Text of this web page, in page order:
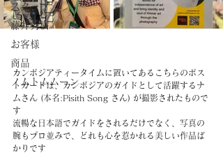
スタッフ
藤井秀樹
お客様
商品
ノムトムムーン
カンボジアティータイムに置いてあるこちらのポス
トカードは、カンボジアのガイドとして活躍するナ
ムさん (本名:Pisith Song さん) が撮影されたもので
す
流暢な日本語でガイドをされるだけでなく、写真の
腕もプロ並みで、どれも心を惹かれる美しい作品ば
かりです